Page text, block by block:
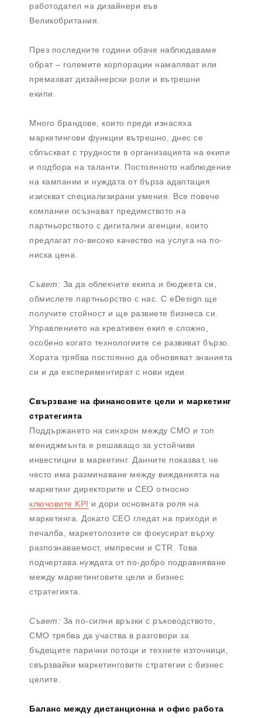
работодател на дизайнери във
Великобритания.
През последните години обаче наблюдаваме
обрат – големите корпорации намаляват или
премахват дизайнерски роли и вътрешни
екипи.
Много брандове, които преди изнасяха
маркетингови функции вътрешно, днес се
сблъскват с трудности в организацията на екипи
и подбора на таланти. Постоянното наблюдение
на кампании и нуждата от бърза адаптация
изискват специализирани умения. Все повече
компании осъзнават предимството на
партньорството с дигитални агенции, които
предлагат по-високо качество на услуга на по-
ниска цена.
Съвет: За да облекчите екипа и бюджета си,
обмислете партньорство с нас. С eDesign ще
получите стойност и ще развиете бизнеса си.
Управлението на креативен екип е сложно,
особено когато технологиите се развиват бързо.
Хората трябва постоянно да обновяват знанията
си и да експериментират с нови идеи.
Свързване на финансовите цели и маркетинг
стратегията
Поддържането на синхрон между CMO и топ
мениджмънта е решаващо за устойчиви
инвестиции в маркетинг. Данните показват, че
често има разминаване между вижданията на
маркетинг директорите и CEO относно
ключовите KPI и дори основната роля на
маркетинга. Докато CEO гледат на приходи и
печалба, маркетолозите се фокусират върху
разпознаваемост, импресии и CTR. Това
подчертава нуждата от по-добро подравняване
между маркетинговите цели и бизнес
стратегията.
Съвет: За по-силни връзки с ръководството,
CMO трябва да участва в разговори за
бъдещите парични потоци и техните източници,
свързвайки маркетинговите стратегии с бизнес
целите.
Баланс между дистанционна и офис работа